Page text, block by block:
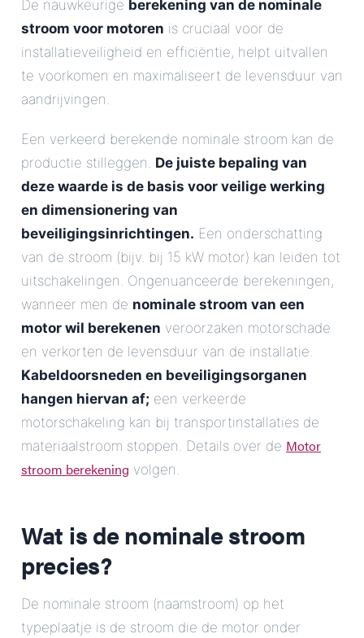
De nauwkeurige berekening van de nominale
stroom voor motoren is cruciaal voor de
installatieveiligheid en efficiëntie, helpt uitvallen
te voorkomen en maximaliseert de levensduur van
aandrijvingen.
Een verkeerd berekende nominale stroom kan de
productie stilleggen. De juiste bepaling van
deze waarde is de basis voor veilige werking
en dimensionering van
beveiligingsinrichtingen. Een onderschatting
van de stroom (bijv. bij 15 kW motor) kan leiden tot
uitschakelingen. Ongenuanceerde berekeningen,
wanneer men de nominale stroom van een
motor wil berekenen veroorzaken motorschade
en verkorten de levensduur van de installatie.
Kabeldoorsneden en beveiligingsorganen
hangen hiervan af; een verkeerde
motorschakeling kan bij transportinstallaties de
materiaalstroom stoppen. Details over de Motor
stroom berekening volgen.
Wat is de nominale stroom
precies?
De nominale stroom (naamstroom) op het
typeplaatje is de stroom die de motor onder